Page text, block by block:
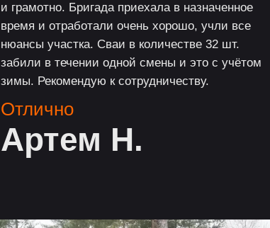
и грамотно. Бригада приехала в назначенное
время и отработали очень хорошо, учли все
нюансы участка. Сваи в количестве 32 шт.
забили в течении одной смены и это с учётом
зимы. Рекомендую к сотрудничеству.
Артем Н.
Отлично